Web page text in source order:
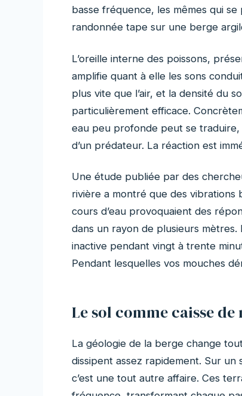
basse fréquence, les mêmes qui
randonnée tape sur une berge
L’oreille interne des poissons,
amplifie quant à elle les sons
plus vite que l’air, et la densité du
particulièrement efficace.
eau peu profonde peut se
d’un prédateur. La réaction est
Une étude publiée par des
rivière a montré que des vibrations
cours d’eau provoquaient des
dans un rayon de plusieurs
inactive pendant vingt à trente
Pendant lesquelles vos mouches
Le sol comme caisse
La géologie de la berge change
dissipent assez rapidement. Sur un
c’est une tout autre affaire. Ces